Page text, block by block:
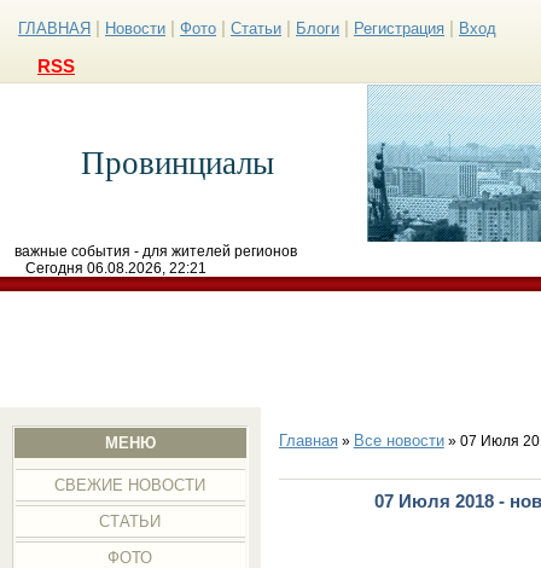
ГЛАВНАЯ Новости Фото Статьи Блоги Регистрация Вход
RSS
Провинциалы
важные события - для жителей регионов
Сегодня 06.08.2026, 22:21
МЕНЮ
СВЕЖИЕ НОВОСТИ
СТАТЬИ
ФОТО
Главная» Все новости» 07 Июля
07 Июля 2018 -